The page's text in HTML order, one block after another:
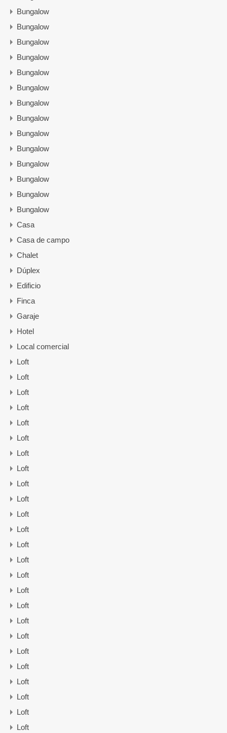
Bungalow
Bungalow
Bungalow
Bungalow
Bungalow
Bungalow
Bungalow
Bungalow
Bungalow
Bungalow
Bungalow
Bungalow
Bungalow
Bungalow
Casa
Casa de campo
Chalet
Dúplex
Edificio
Finca
Garaje
Hotel
Local comercial
Loft
Loft
Loft
Loft
Loft
Loft
Loft
Loft
Loft
Loft
Loft
Loft
Loft
Loft
Loft
Loft
Loft
Loft
Loft
Loft
Loft
Loft
Loft
Loft
Loft